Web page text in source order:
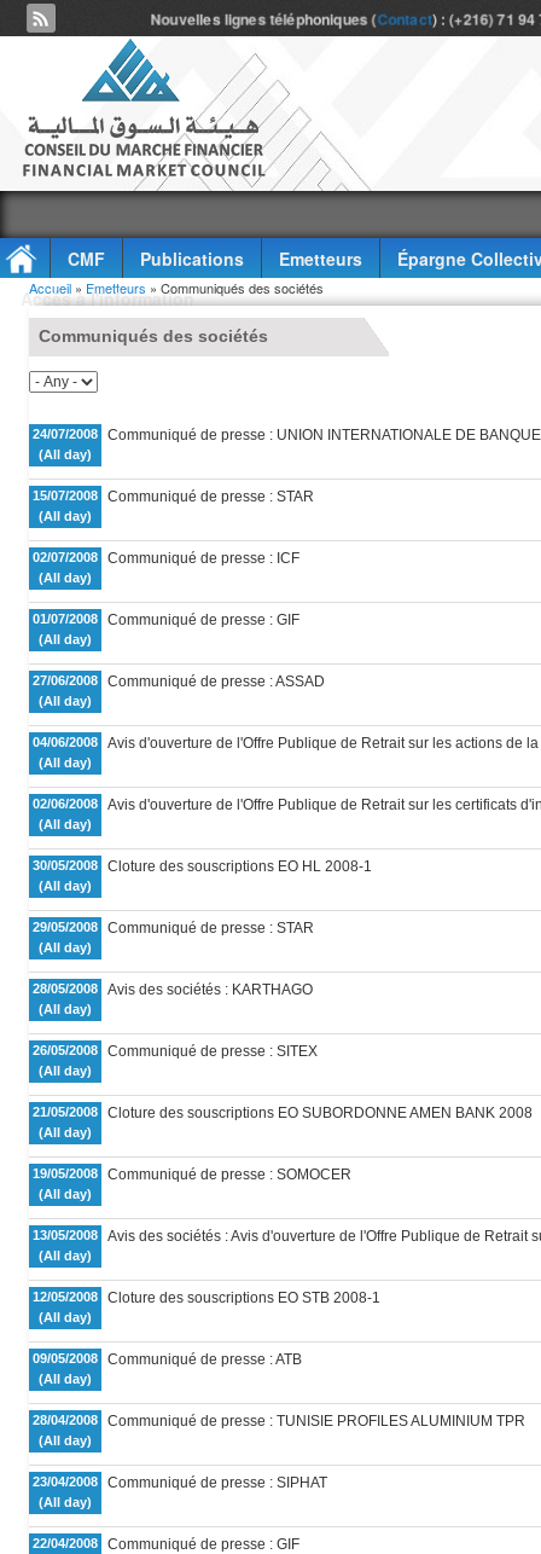
Nouvelles lignes téléphoniques (Contact) : (+216) 71
CMF Publications Emetteurs
Épargne
Accès à l'information
Vous êtes ici
Accueil » Emetteurs » Communiqués des sociétés
Communiqués des sociétés
24/07/2008
(All day)
Communiqué de presse : UNION INTERNATIONALE DE
15/07/2008
(All day)
Communiqué de presse : STAR
02/07/2008
(All day)
Communiqué de presse : ICF
01/07/2008
(All day)
Communiqué de presse : GIF
27/06/2008
(All day)
Communiqué de presse : ASSAD
04/06/2008
(All day)
Avis d'ouverture de l'Offre Publique de Retrait sur les actions de
02/06/2008
(All day)
Avis d'ouverture de l'Offre Publique de Retrait sur les certificats
30/05/2008
(All day)
Cloture des souscriptions EO HL 2008-1
29/05/2008
(All day)
Communiqué de presse : STAR
28/05/2008
(All day)
Avis des sociétés : KARTHAGO
26/05/2008
(All day)
Communiqué de presse : SITEX
21/05/2008
(All day)
Cloture des souscriptions EO SUBORDONNE AMEN BANK 2008
19/05/2008
(All day)
Communiqué de presse : SOMOCER
13/05/2008
(All day)
Avis des sociétés : Avis d'ouverture de l'Offre Publique de Retrait
12/05/2008
(All day)
Cloture des souscriptions EO STB 2008-1
09/05/2008
(All day)
Communiqué de presse : ATB
28/04/2008
(All day)
Communiqué de presse : TUNISIE PROFILES ALUMINIUM TPR
23/04/2008
(All day)
Communiqué de presse : SIPHAT
22/04/2008
Communiqué de presse : GIF